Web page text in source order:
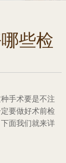
些检
手术要是不注
要做好术前检
面我们就来详